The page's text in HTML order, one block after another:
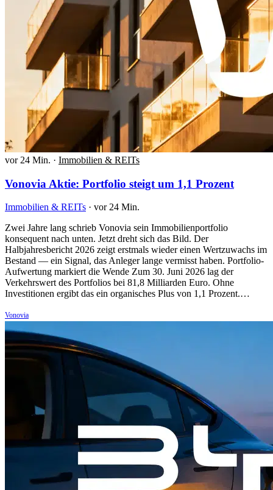
vor 24 Min. · Immobilien & REITs
Vonovia Aktie: Portfolio steigt um 1,1 Prozent
Immobilien & REITs · vor 24 Min.
Zwei Jahre lang schrieb Vonovia sein Immobilienportfolio
konsequent nach unten. Jetzt dreht sich das Bild. Der
Halbjahresbericht 2026 zeigt erstmals wieder einen Wertzuwachs im
Bestand — ein Signal, das Anleger lange vermisst haben. Portfolio-
Aufwertung markiert die Wende Zum 30. Juni 2026 lag der
Verkehrswert des Portfolios bei 81,8 Milliarden Euro. Ohne
Investitionen ergibt das ein organisches Plus von 1,1 Prozent.…
Vonovia